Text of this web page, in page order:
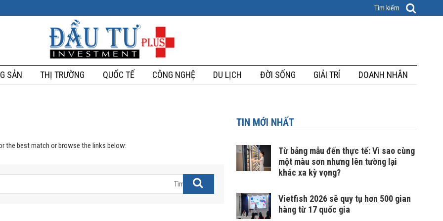
SẢN THỊ TRƯỜNG QUỐC TẾ CÔNG NGHỆ DU LỊCH ĐỜI SỐNG GIẢI TRÍ DOANH NHÂN
the best match or browse the links below:
TIN MỚI NHẤT
Từ bảng mẫu đến thực tế: Vì sao cùng
một màu sơn nhưng lên tường lại
khác xa kỳ vọng?
Vietfish 2026 sẽ quy tụ hơn 500 gian
hàng từ 17 quốc gia